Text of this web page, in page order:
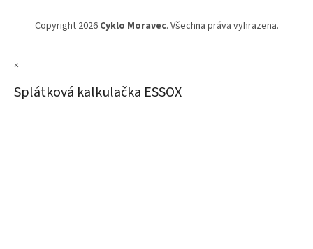
Copyright 2026 Cyklo Moravec. Všechna práva vyhrazena.
×
Splátková kalkulačka ESSOX